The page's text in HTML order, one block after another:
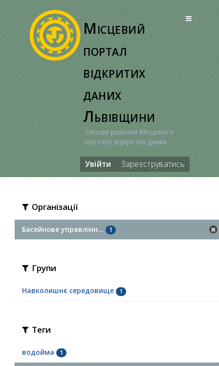
Місцевий
портал
відкритих
даних
Львівщини
Типове рішення Місцевого
порталу відкритих даних
Увійти Зареєструватись
Організації
Басейнове управлінн... 1
Групи
Навколишнє середовище 1
Теги
водойма 1